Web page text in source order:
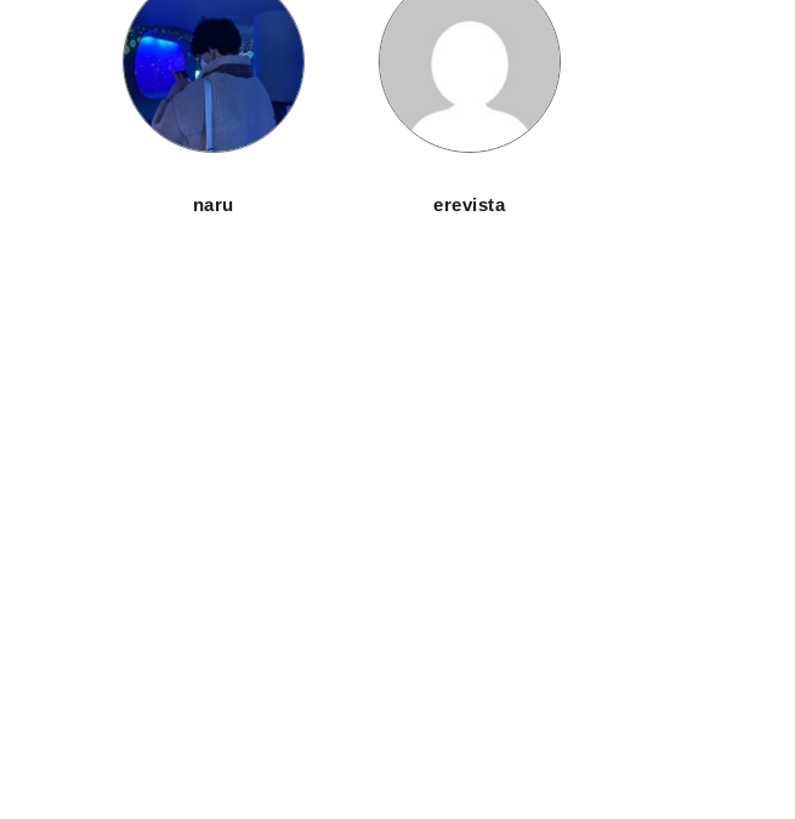
naru erevista